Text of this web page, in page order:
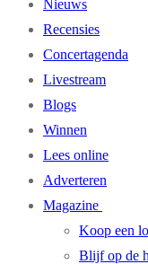
Nieuws
Recensies
Concertagenda
Livestream
Blogs
Winnen
Lees online
Adverteren
Magazine
Koop een
Blijf op de